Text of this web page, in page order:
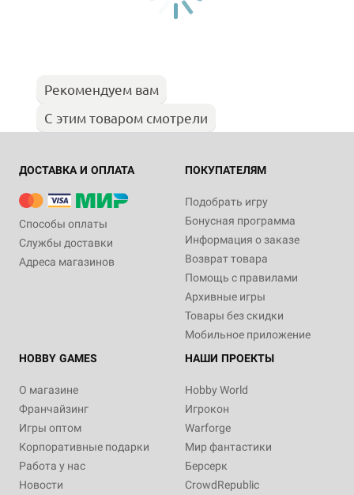
Рекомендуем вам
С этим товаром смотрели
ДОСТАВКА И ОПЛАТА
Способы оплаты
Службы доставки
Адреса магазинов
ПОКУПАТЕЛЯМ
Подобрать игру
Бонусная программа
Информация о заказе
Возврат товара
Помощь с правилами
Архивные игры
Товары без скидки
Мобильное приложение
HOBBY GAMES
О магазине
Франчайзинг
Игры оптом
Корпоративные подарки
Работа у нас
Новости
НАШИ ПРОЕКТЫ
Hobby World
Игрокон
Warforge
Мир фантастики
Берсерк
CrowdRepublic